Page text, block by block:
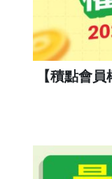
【積點會